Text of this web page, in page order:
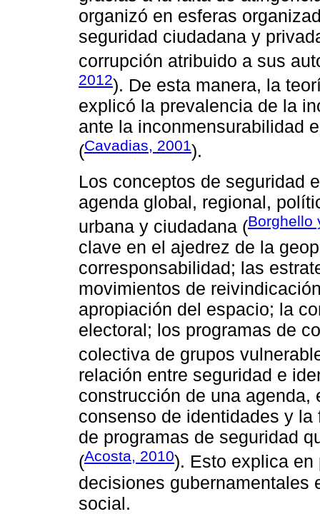
organizó en esferas
seguridad ciudadana y
corrupción atribuido a sus
2012). De esta manera, la
explicó la prevalencia de la
ante la inconmensurabilidad
(Cavadias, 2001).
Los conceptos de seguridad
agenda global, regional,
urbana y ciudadana (Borghello
clave en el ajedrez de la
corresponsabilidad; las
movimientos de
apropiación del espacio; la
electoral; los programas de
colectiva de grupos
relación entre seguridad e
construcción de una
consenso de identidades y
de programas de seguridad
(Acosta, 2010). Esto explica
decisiones gubernamentales
social.